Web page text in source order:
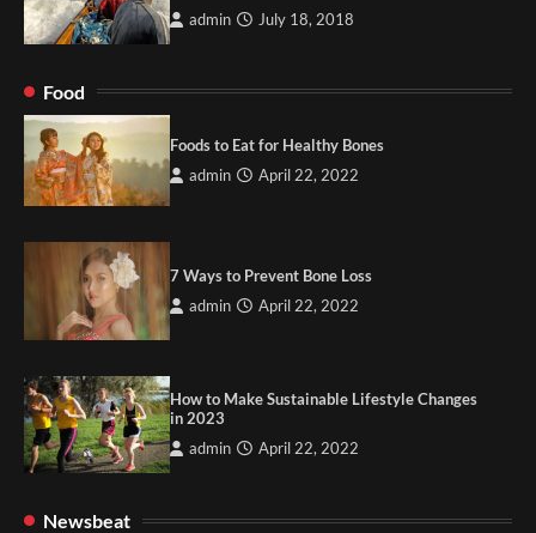
admin July 18, 2018
Food
Foods to Eat for Healthy Bones
admin April 22, 2022
7 Ways to Prevent Bone Loss
admin April 22, 2022
How to Make Sustainable Lifestyle Changes
in 2023
admin April 22, 2022
Newsbeat